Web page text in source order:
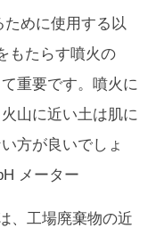
めに使用する以
もたらす噴火の
重要です。噴火に
山に近い土は肌に
方が良いでしょ
メーター
、工場廃棄物の近